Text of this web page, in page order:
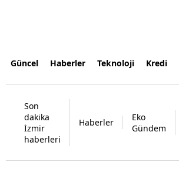
Güncel Haberler Teknoloji Kredi
Son
dakika
İzmir
haberleri
Haberler
Eko
Gündem